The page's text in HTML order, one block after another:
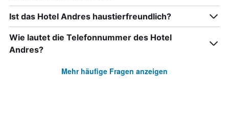
Ist das Hotel Andres haustierfreundlich?
Wie lautet die Telefonnummer des Hotel
Andres?
Mehr häufige Fragen anzeigen